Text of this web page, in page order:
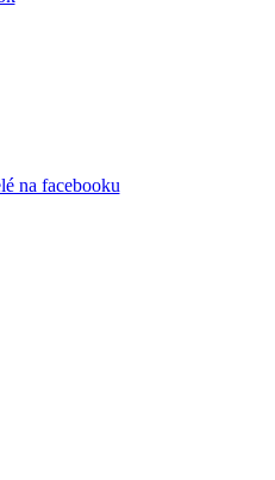
na facebooku